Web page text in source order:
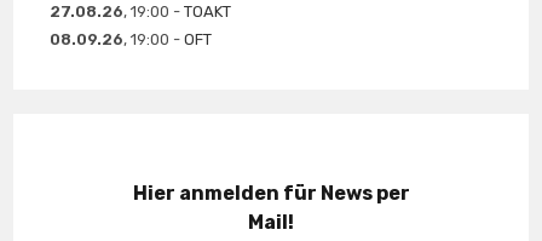
27.08.26, 19:00 -TOAKT
08.09.26, 19:00 -OFT
Hier anmelden für News per
Mail!